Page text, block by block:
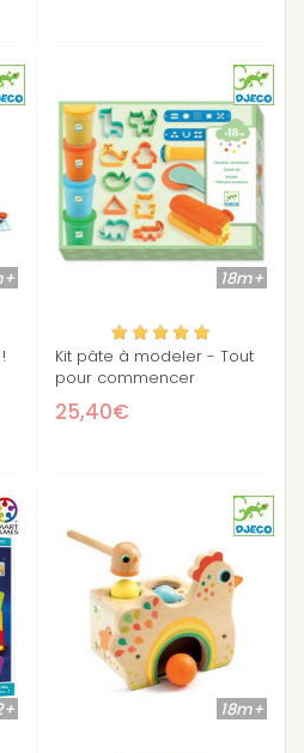
18m+
Kit pâte à modeler - Tout
pour commencer
25,40€
18m+